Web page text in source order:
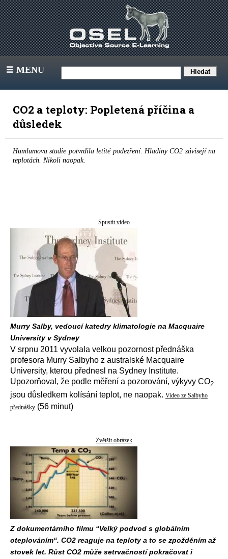
III MENU
CO2 a teploty: Popletená příčina a
důsledek
Humlumova studie potvrdila letité podezření. Hladiny CO2 závisejí na
teplotách. Nikoli naopak.
Spustit video
Murry Salby, vedoucí katedry klimatologie na Macquaire
University v Sydney
V srpnu 2011 vyvolala velkou pozornost přednáška
profesora Murry Salbyho z australské Macquaire
University, kterou přednesl na Sydney Institute.
Upozorňoval, že podle měření a pozorování, výkyvy CO2
jsou důsledkem kolísání teplot, ne naopak. Video ze Salbyho
přednášky (56 minut)
Zvětšit obrázek
Z dokumentárního filmu “Velký podvod s globálním
oteplováním“. CO2 reaguje na teploty a to se zpožděním až
stovek let. Růst CO2 může setrvačností pokračovat i